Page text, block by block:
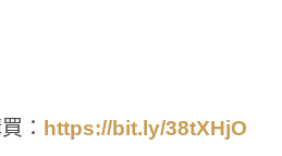
： https://bit.ly/38tXHjO